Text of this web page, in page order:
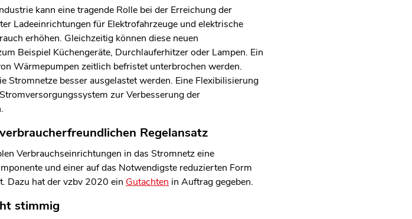
kann eine tragende Rolle bei der Erreichung der
Ladeeinrichtungen für Elektrofahrzeuge und elektrische
erhöhen. Gleichzeitig können diese neuen
Beispiel Küchengeräte, Durchlauferhitzer oder Lampen. Ein
Wärmepumpen zeitlich befristet unterbrochen werden.
Stromnetze besser ausgelastet werden. Eine Flexibilisierung
zur Verbesserung der
Regelansatz
Verbrauchseinrichtungen in das Stromnetz eine
und einer auf das Notwendigste reduzierten Form
Dazu hat der vzbv 2020 ein Gutachten in Auftrag gegeben.
stimmig